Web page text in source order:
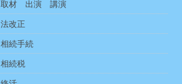
取材 出演 講演
法改正
相続手続
相続税